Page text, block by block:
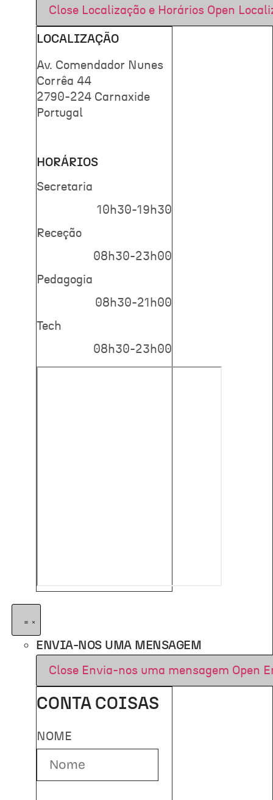
Close Localização e Horários Open
LOCALIZAÇÃO
Av. Comendador Nunes
Corrêa 44
2790-224 Carnaxide
Portugal
HORÁRIOS
Secretaria
10h30-19h30
Receção
08h30-23h00
Pedagogia
08h30-21h00
Tech
08h30-23h00
ENVIA-NOS UMA MENSAGEM
Close Envia-nos uma mensagem Open
CONTA COISAS
NOME